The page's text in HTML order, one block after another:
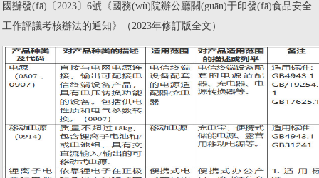
國辦發(fā)〔2023〕6號《國務(wù)院辦公廳關(guān)于印發(fā)食品安全
工作評議考核辦法的通知》（2023年修訂版全文）